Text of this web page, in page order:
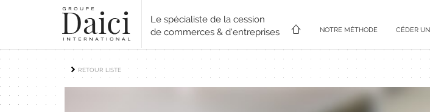
Le spécialiste de la cession
de commerces & d'entreprises
NOTRE MÉTHODE CÉDER
RETOUR LISTE